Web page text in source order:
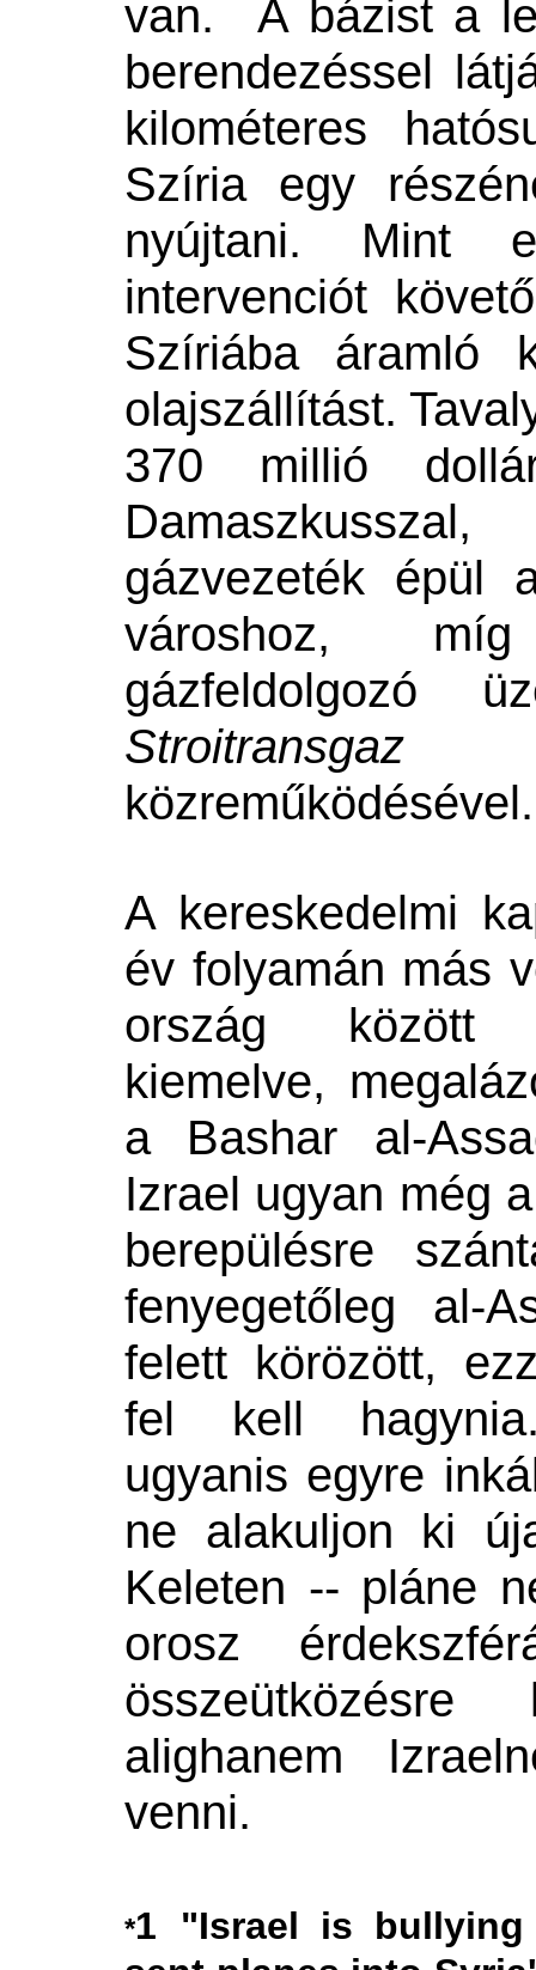
van. A bázist a
berendezéssel
kilométeres
Szíria egy
nyújtani. Mint
intervenciót
Szíriába áramló
olajszállítást.
370 millió
gázvezeték épül
városhoz,
gázfeldolgozó
közreműködésével.
A kereskedelmi
év folyamán más
ország között
kiemelve,
a Bashar al-
Izrael ugyan még
berepülésre
fenyegetőleg al-
felett körözött,
fel kell
ugyanis egyre
ne alakuljon ki
Keleten -- pláne
orosz
alighanem
venni.
*1
"Israel is